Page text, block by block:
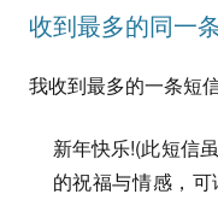
收到最多的同一
我收到最多的一条短
新年快乐!(此短信
的祝福与情感，